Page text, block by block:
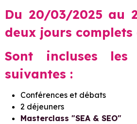
Du 20/03/2025 au
deux jours complets
Sont incluses les
suivantes :
Conférences et débats
2 déjeuners
Masterclass "SEA & SEO"